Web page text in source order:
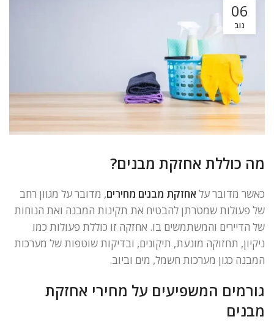
06
נוב
מה כוללת אחזקת מבנים?
כאשר מדובר על אחזקת מבנים מחירים, מדובר על מגוון רחב
של פעולות שמטרתן להבטיח את תקינות המבנה ואת הנוחות
של הדיירים והמשתמשים בו. אחזקה זו כוללת פעולות כמו
ניקיון, תחזוקה מונעת, תיקונים, ובדיקות שוטפות של מערכות
המבנה כגון מערכות חשמל, מים וביוב.
גורמים המשפיעים על מחירי אחזקת
מבנים